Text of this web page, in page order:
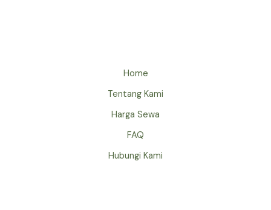
Home
Tentang Kami
Harga Sewa
FAQ
Hubungi Kami